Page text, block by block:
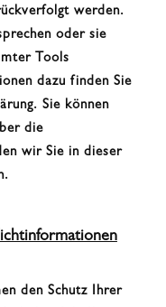
werden.
oder sie
Tools
dazu finden Sie
Sie können
die
wir Sie in dieser
den Schutz Ihrer